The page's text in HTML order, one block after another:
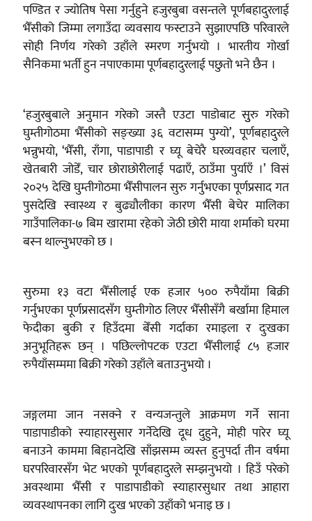
पण्डित र ज्योतिष पेसा गर्नुहुने हजुरबुबा वसन्तले पूर्णबहादुरलाई
भैँसीको जिम्मा लगाउँदा व्यवसाय फस्टाउने सुझाएपछि परिवारले
सोही निर्णय गरेको उहाँले स्मरण गर्नुभयो । भारतीय गोर्खा
सैनिकमा भर्ती हुन नपाएकामा पूर्णबहादुरलाई पछुतो भने छैन ।
‘हजुरबुबाले अनुमान गरेको जस्तै एउटा पाडोबाट सुुरु गरेको
घुम्तीगोठमा भैँसीको सङ्ख्या ३६ वटासम्म पुग्यो’, पूर्णबहादुरले
भन्नुभयो, ‘भैँसी, राँगा, पाडापाडी र घ्यू बेचेरै घरव्यवहार चलाएँ,
खेतबारी जोडेँ, चार छोराछोरीलाई पढाएँ, ठाउँमा पुर्याएँ ।’ विसं
२०२५ देखि घुम्तीगोठमा भैँसीपालन सुरु गर्नुभएका पूर्णप्रसाद गत
पुसदेखि स्वास्थ्य र बुढ्यौलीका कारण भैँसी बेचेर मालिका
गाउँपालिका-७ बिम खारामा रहेको जेठी छोरी माया शर्माको घरमा
बस्न थाल्नुभएको छ ।
सुरुमा १३ वटा भैँसीलाई एक हजार ५०० रुपैयाँमा बिक्री
गर्नुभएका पूर्णप्रसादसँग घुम्तीगोठ लिएर भैँसीसँगै बर्खामा हिमाल
फेदीका बुकी र हिउँदमा बेँसी गर्दाका रमाइला र दुःखका
अनुभूतिहरू छन् । पछिल्लोपटक एउटा भैँसीलाई ८५ हजार
रुपैयाँसम्ममा बिक्री गरेको उहाँले बताउनुभयो ।
जङ्गलमा जान नसक्ने र वन्यजन्तुले आक्रमण गर्ने साना
पाडापाडीको स्याहारसुसार गर्नेदेखि दूध दुहुने, मोही पारेर घ्यू
बनाउने काममा बिहानदेखि साँझसम्म व्यस्त हुनुपर्दा तीन वर्षमा
घरपरिवारसँग भेट भएको पूर्णबहादुरले सम्झनुभयो । हिउँ परेको
अवस्थामा भैँसी र पाडापाडीको स्याहारसुधार तथा आहारा
व्यवस्थापनका लागि दुःख भएको उहाँको भनाइ छ ।